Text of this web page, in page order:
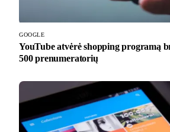
GOOGLE
YouTube atvėrė shopping programą
500 prenumeratorių